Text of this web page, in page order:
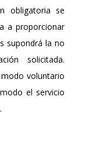
obligatoria se
a proporcionar
supondrá la no
solicitada.
voluntario
el servicio